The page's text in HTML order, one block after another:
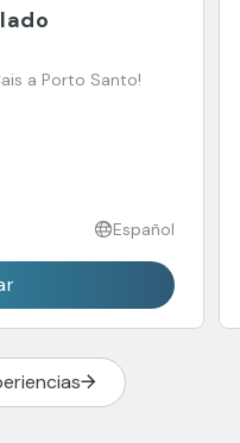
a Porto Santo!
Español